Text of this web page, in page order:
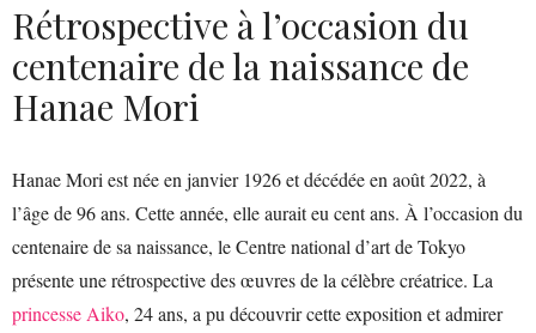
Rétrospective à l’occasion du
centenaire de la naissance de
Hanae Mori
Hanae Mori est née en janvier 1926 et décédée en août 2022, à
l’âge de 96 ans. Cette année, elle aurait eu cent ans. À l’occasion du
centenaire de sa naissance, le Centre national d’art de Tokyo
présente une rétrospective des œuvres de la célèbre créatrice. La
princesse Aiko, 24 ans, a pu découvrir cette exposition et admirer